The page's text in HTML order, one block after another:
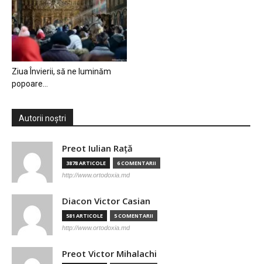
Ziua Învierii, să ne luminăm
popoare…
Autorii noștri
Preot Iulian Raţă
3878 ARTICOLE 6 COMENTARII
http://www.ortodoxia.md
Diacon Victor Casian
581 ARTICOLE 5 COMENTARII
http://www.ortodoxia.md
Preot Victor Mihalachi